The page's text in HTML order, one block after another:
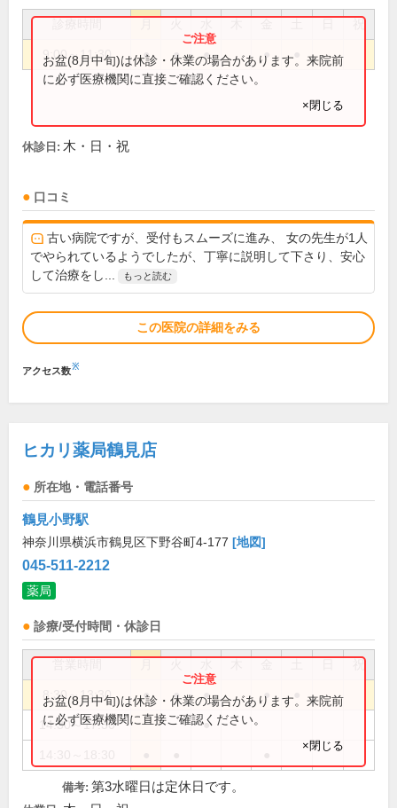
祝
9:00～11:30 ● ● ● ●
お盆(8月中旬)は休診・休業の場合があります。来院前
に必ず医療機関に直接ご確認ください。
×閉じる
休診日: 木・日・祝
口コミ
古い病院ですが、受付もスムーズに進み、 女の先生が1人
でやられているようでしたが、丁寧に説明して下さり、安心
して治療をし...
もっと読む
この医院の詳細をみる
アクセス数※
ヒカリ薬局鶴見店
所在地・電話番号
鶴見小野駅
神奈川県横浜市鶴見区下野谷町4-177 [地図]
045-511-2212
薬局
診療/受付時間・休診日
祝
8:30～13:30 ● ● ● ●
14:30～17:30 ●
お盆(8月中旬)は休診・休業の場合があります。来院前
に必ず医療機関に直接ご確認ください。
×閉じる
備考: 第3水曜日は定休日です。